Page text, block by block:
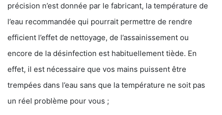
précision n’est donnée par le fabricant, la température de
l’eau recommandée qui pourrait permettre de rendre
efficient l’effet de nettoyage, de l’assainissement ou
encore de la désinfection est habituellement tiède. En
effet, il est nécessaire que vos mains puissent être
trempées dans l’eau sans que la température ne soit pas
un réel problème pour vous ;